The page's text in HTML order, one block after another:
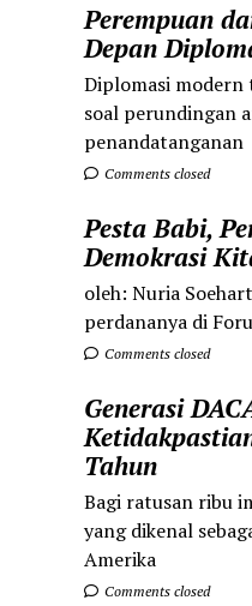
Perempuan
Depan
Diplomasi modern
soal perundingan
penandatanganan
Comments closed
Pesta Babi,
Demokrasi
oleh: Nuria
perdananya di
Comments closed
Generasi
Tahun
Bagi ratusan ribu
yang dikenal
Amerika
Comments closed